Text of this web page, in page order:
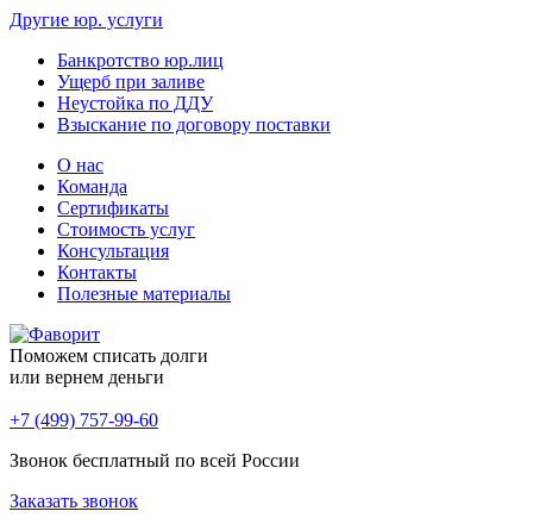
Другие юр. услуги
Банкротство юр.лиц
Ущерб при заливе
Неустойка по ДДУ
Взыскание по договору поставки
О нас
Команда
Сертификаты
Стоимость услуг
Консультация
Контакты
Полезные материалы
Поможем списать долги
или вернем деньги
+7 (499) 757-99-60
Звонок бесплатный по всей России
Заказать звонок